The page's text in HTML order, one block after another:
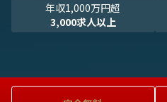
年収1,000万円超
3,000求人以上